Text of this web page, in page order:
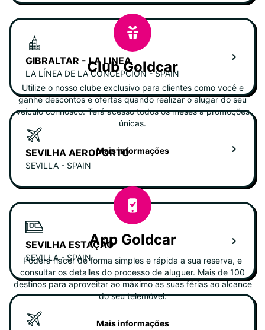
GIBRALTAR - LA LINEA
LA LÍNEA DE LA CONCEPCIÓN - SPAIN
SEVILHA AEROPORTO
SEVILLA - SPAIN
SEVILHA ESTAÇÃO
SEVILLA - SPAIN
Club Goldcar
Utilize o nosso clube exclusivo para clientes como você e
ganhe descontos e ofertas quando realizar o alugar do seu
veiculo connosco. Terá acesso todos os meses a promoções
únicas.
Mais informações
App Goldcar
Poderá hacer de forma simples e rápida a sua reserva, e
consultar os detalles do processo de aluguer. Mais de 100
destinos para aproveitar ao máximo as suas férias ao alcance
do seu telemóvel.
Mais informações